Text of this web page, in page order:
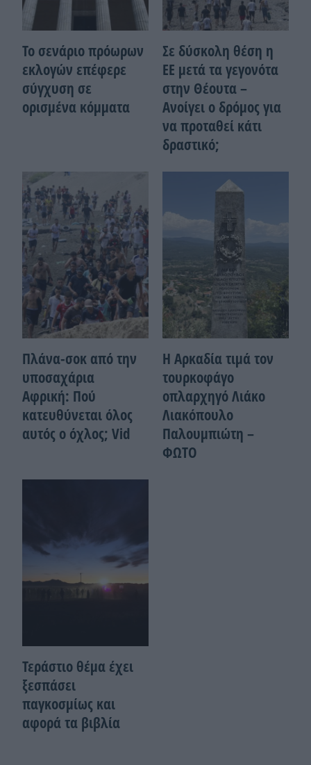
Το σενάριο πρόωρων
εκλογών επέφερε
σύγχυση σε
ορισμένα κόμματα
Σε δύσκολη θέση η
ΕΕ μετά τα γεγονότα
στην Θέουτα –
Ανοίγει ο δρόμος για
να προταθεί κάτι
δραστικό;
Πλάνα-σοκ από την
υποσαχάρια
Αφρική: Πού
κατευθύνεται όλος
αυτός ο όχλος; Vid
Η Αρκαδία τιμά τον
τουρκοφάγο
οπλαρχηγό Λιάκο
Λιακόπουλο
Παλουμπιώτη –
ΦΩΤΟ
Τεράστιο θέμα έχει
ξεσπάσει
παγκοσμίως και
αφορά τα βιβλία